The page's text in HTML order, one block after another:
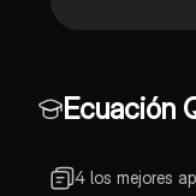
Ecuación
4 los mejores